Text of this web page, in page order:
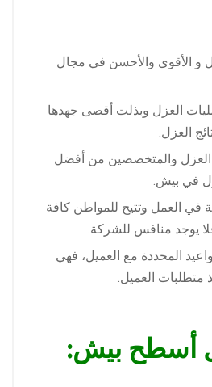
و الأقوى والأحسن في مجال
العزل وبذلت أقصى جهدها
العزل.
والمتخصصين من أفضل
في بيش.
في العمل وتتيح للمواطن كافة
يوجد منافس للشركة.
المحددة مع العميل، فهي
متطلبات العميل.
أسطح بيش: